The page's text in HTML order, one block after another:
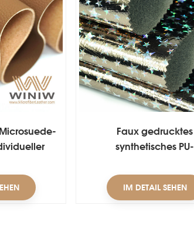
Faux gedrucktes
synthetisches PU-
IM DETAIL SEHEN